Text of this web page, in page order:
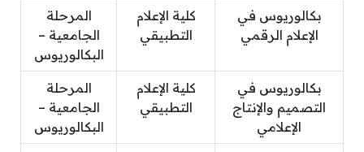
بكالوريوس في
الإعلام الرقمي
كلية الإعلام
التطبيقي
المرحلة
الجامعية –
البكالوريوس
بكالوريوس في
التصميم والإنتاج
الإعلامي
كلية الإعلام
التطبيقي
المرحلة
الجامعية –
البكالوريوس